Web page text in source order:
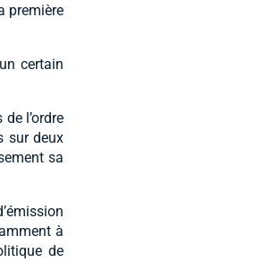
première
certain
l’ordre
sur deux
sa
à
de